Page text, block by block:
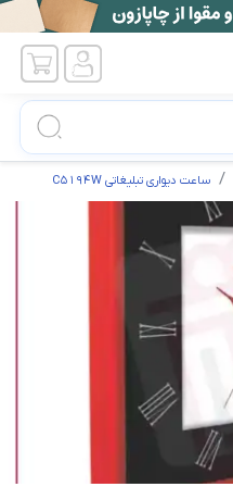
ساعت دیواری تبلیغاتی C5194W